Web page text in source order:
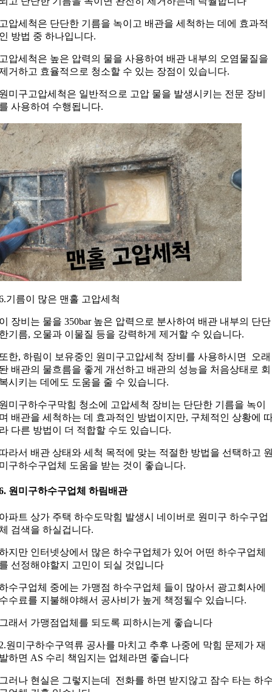
압세척은 단단한 기름을 녹이고 배관을 세척하는 데에 효과적
방법 중 하나입니다.
압세척은 높은 압력의 물을 사용하여 배관 내부의 오염물질을
거하고 효율적으로 청소할 수 있는 장점이 있습니다.
미구고압세척은 일반적으로 고압 물을 발생시키는 전문 장비
사용하여 수행됩니다.
기름이 많은 맨홀 고압세척
장비는 물을 350bar 높은 압력으로 분사하여 배관 내부의 단단
기름, 오물과 이물질 등을 강력하게 제거할 수 있습니다.
한, 하림이 보유중인 원미구고압세척 장비를 사용하시면 오래
배관의 물흐름을 좋게 개선하고 배관의 성능을 처음상태로 회
시키는 데에도 도움을 줄 수 있습니다.
미구하수구막힘 청소에 고압세척 장비는 단단한 기름을 녹이
배관을 세척하는 데 효과적인 방법이지만, 구체적인 상황에
다른 방법이 더 적합할 수도 있습니다.
라서 배관 상태와 세척 목적에 맞는 적절한 방법을 선택하고
구하수구업체 도움을 받는 것이 좋습니다.
원미구하수구업체 하림배관
파트 상가 주택 하수도막힘 발생시 네이버로 원미구 하수구업
검색을 하실겁니다.
지만 인터넷상에서 많은 하수구업체가 있어 어떤 하수구업체
선정해야할지 고민이 되실 것입니다
수구업체 중에는 가맹점 하수구업체 들이 많아서 광고회사에
수료를 지불해야해서 공사비가 높게 책정될수 있습니다.
래서 가맹점업체를 되도록 피하시는게 좋습니다
원미구하수구역류 공사를 마치고 추후 나중에 막힘 문제가 재
하면 AS 수리 책임지는 업체라면 좋습니다
러나 현실은 그렇지는데 전화를 하면 받지않고 잠수 타는 하